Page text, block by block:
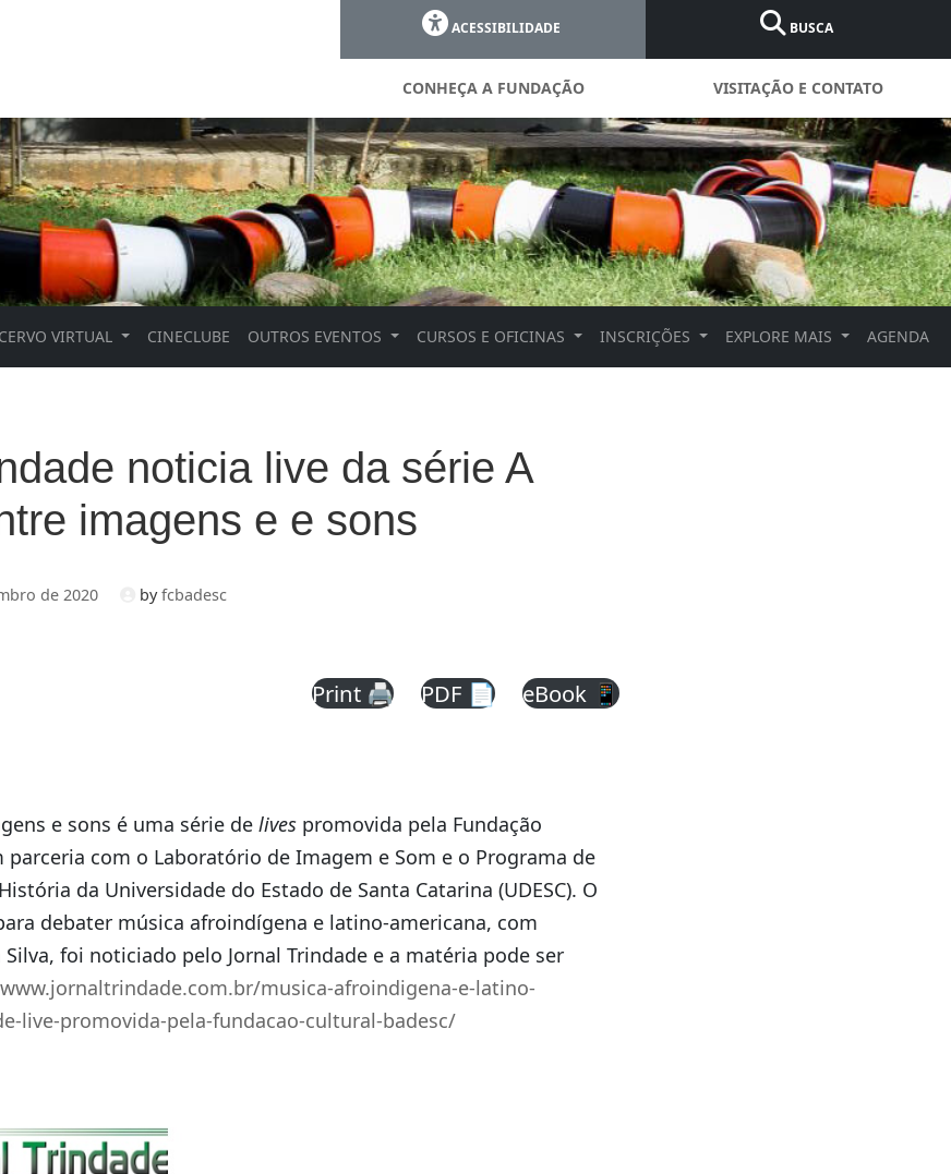
ACESSIBILIDADE BUSCA
CONHEÇA A FUNDAÇÃO VISITAÇÃO E CONTATO
VIRTUAL CINECLUBE OUTROS EVENTOS CURSOS E OFICINAS INSCRIÇÕES EXPLORE MAIS AGENDA
noticia live da série A
imagens e e sons
de 2020 byfcbadesc
Print 🖨 PDF 📄 eBook 📱
e sons é uma série de lives promovida pela Fundação
parceria com o Laboratório de Imagem e Som e o Programa de
da Universidade do Estado de Santa Catarina (UDESC). O
debater música afroindígena e latino-americana, com
foi noticiado pelo Jornal Trindade e a matéria pode ser
www.jornaltrindade.com.br/musica-afroindigena-e-latino-
live-promovida-pela-fundacao-cultural-badesc/